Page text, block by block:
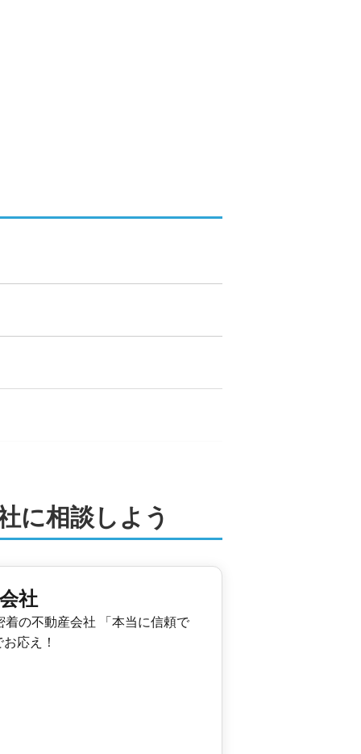
に相談しよう
社
の不動産会社 「本当に信頼で
応え！